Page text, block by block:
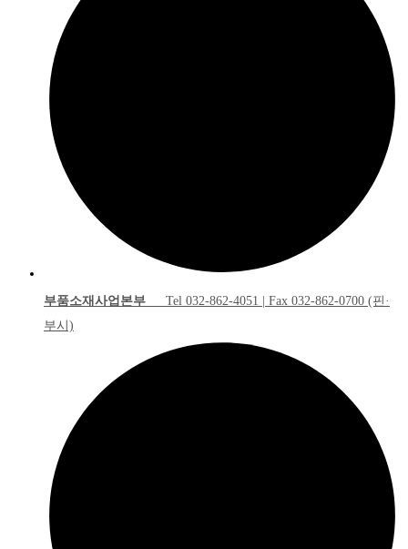
부품소재사업본부
Tel 032-862-4051 | Fax 032-862-0700 (핀·
부시)